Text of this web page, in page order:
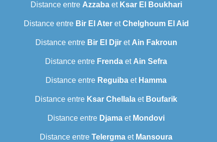
Distance entre Azzabaet Ksar El Boukhari
Distance entre Bir El AteretChelghoum El Aid
Distance entre Bir El Djiret Ain Fakroun
Distance entre Frenda et Ain Sefra
Distance entre Reguiba et Hamma
Distance entre Ksar Chellala et Boufarik
Distance entre Djama et Mondovi
Distance entre Telergma et Mansoura